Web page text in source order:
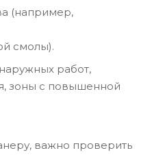
(например,
смолы).
работ,
зоны с повышенной
важно проверить